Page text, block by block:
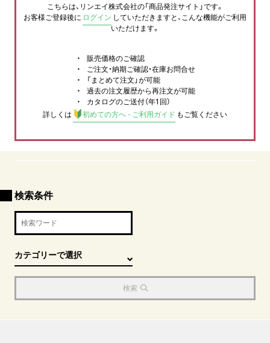
こちらは、リンエイ株式会社の「商品発注サイト」です。
お客様ご登録後に ログイン していただきますと、こんな機能がご利用
いただけます。
販売価格のご確認
ご注文・納期ご確認・在庫お問合せ
「まとめて注文」が可能
過去の注文履歴から再注文が可能
カタログのご送付（年1回）
詳しくは
初めての方へ - ご利用ガイド もご覧ください
検索条件
検索